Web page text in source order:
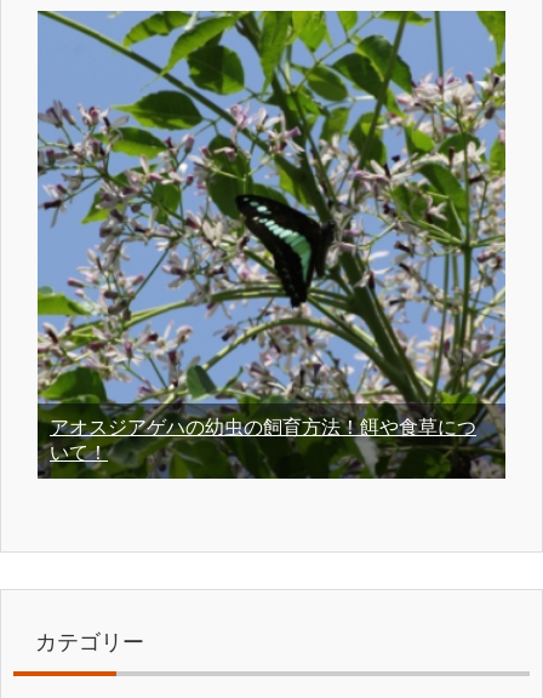
アオスジアゲハの幼虫の飼育方法！餌や食草につ
いて！
カテゴリー